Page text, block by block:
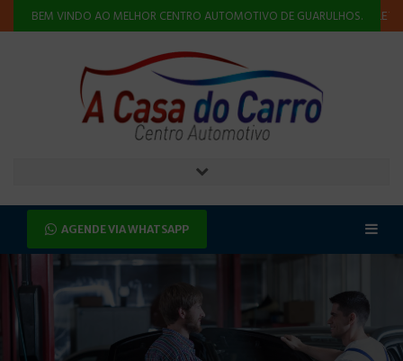
BEM VINDO AO MELHOR CENTRO AUTOMOTIVO DE GUARULHOS.
ALINHAMENTO E BALANCEAMENTO INJEÇÃO ELETRÔNICA
AGENDE VIA WHATSAPP